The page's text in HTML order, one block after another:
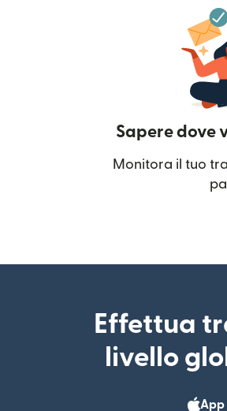
Sapere dove
Monitora il tuo
Effettua
livello
App